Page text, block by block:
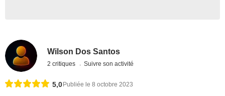
Wilson Dos Santos
2 critiques Suivre son activité
5,0 Publiée le 8 octobre 2023